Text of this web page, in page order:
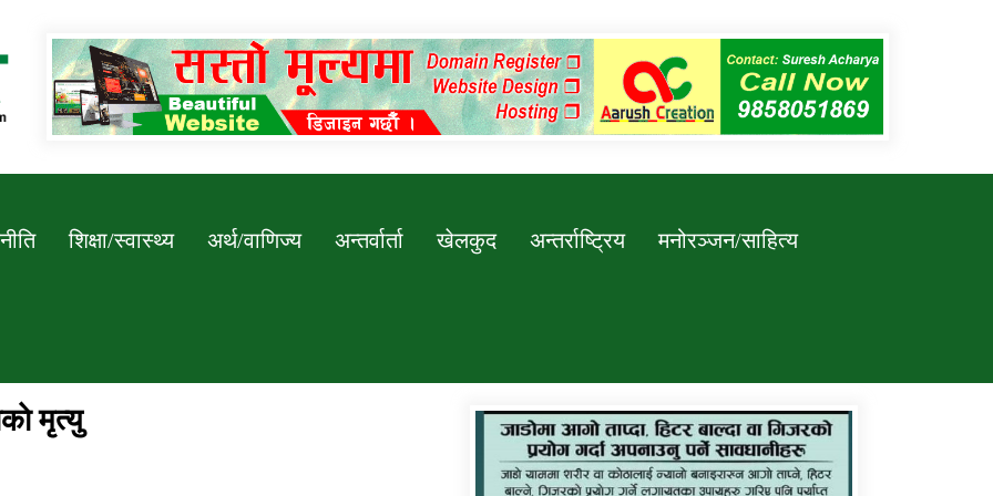
Newssarokar
शिक्षा/स्वास्थ्य अर्थ/वाणिज्य अन्तर्वार्ता खेलकुद अन्तर्राष्ट्रिय मनोरञ्जन/साहित्य
कर्णाली प्रविधि शिक्षालय जुम्लाको सुचना
मृत्यु